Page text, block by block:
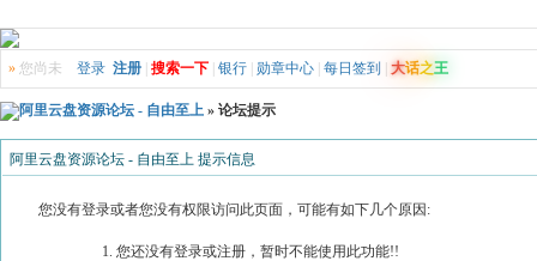
» 您尚未 登录 注册 搜索一下 银行 勋章中心 每日签到 大话之王
阿里云盘资源论坛 - 自由至上 » 论坛提示
阿里云盘资源论坛 - 自由至上 提示信息
您没有登录或者您没有权限访问此页面，可能有如下几个原因:
您还没有登录或注册，暂时不能使用此功能!!